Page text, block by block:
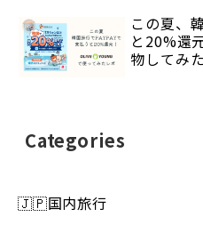
この夏、
と20%還
物してみた
Categories
🇯🇵国内旅行